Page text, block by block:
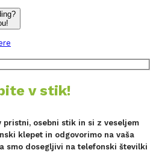
v stik!
pristni, osebni stik in si z veseljem
klepet in odgovorimo na vaša
smo dosegljivi na telefonski številki